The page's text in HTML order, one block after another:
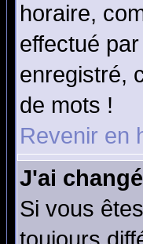
horaire,
effectué
enregistré,
de mots !
Revenir en
J'ai
Si vous